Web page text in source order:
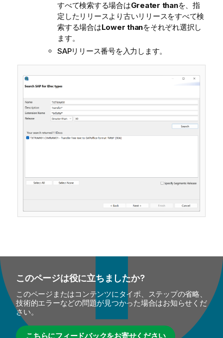
すべて検索する場合はGreater thanを、指
定したリリースより古いリリースをすべて検
索する場合はLower thanをそれぞれ選択し
ます。
SAPリリース番号を入力します。
このページは役に立ちましたか?
このページまたはコンテンツにタイポ、ステップの省略、
技術的エラーなどの問題が見つかった場合はお知らせくだ
さい。
こちらにフィードバックをお寄せください